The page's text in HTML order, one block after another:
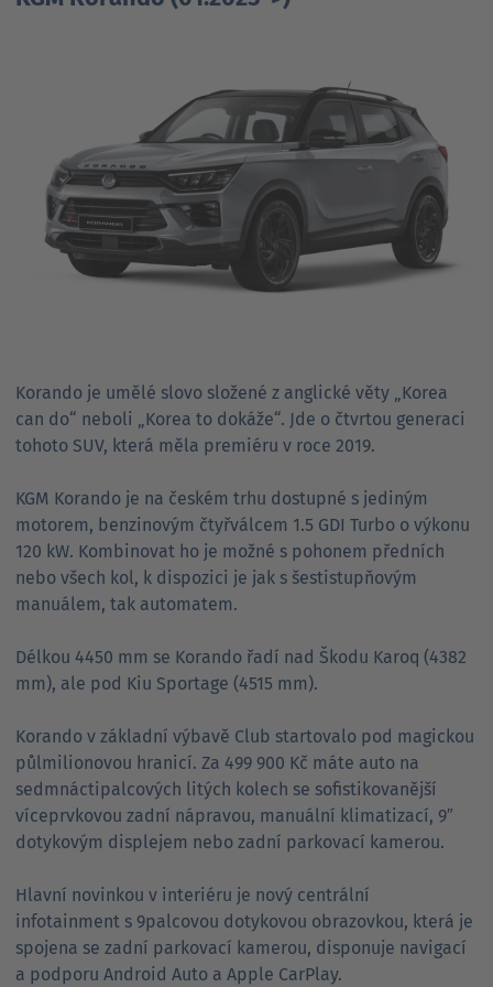
Korando je umělé slovo složené z anglické věty „Korea
can do“ neboli „Korea to dokáže“. Jde o čtvrtou generaci
tohoto SUV, která měla premiéru v roce 2019.
KGM Korando je na českém trhu dostupné s jediným
motorem, benzinovým čtyřválcem 1.5 GDI Turbo o výkonu
120 kW. Kombinovat ho je možné s pohonem předních
nebo všech kol, k dispozici je jak s šestistupňovým
manuálem, tak automatem.
Délkou 4450 mm se Korando řadí nad Škodu Karoq (4382
mm), ale pod Kiu Sportage (4515 mm).
Korando v základní výbavě Club startovalo pod magickou
půlmilionovou hranicí. Za 499 900 Kč máte auto na
sedmnáctipalcových litých kolech se sofistikovanější
víceprvkovou zadní nápravou, manuální klimatizací, 9″
dotykovým displejem nebo zadní parkovací kamerou.
Hlavní novinkou v interiéru je nový centrální
infotainment s 9palcovou dotykovou obrazovkou, která je
spojena se zadní parkovací kamerou, disponuje navigací
a podporu Android Auto a Apple CarPlay.